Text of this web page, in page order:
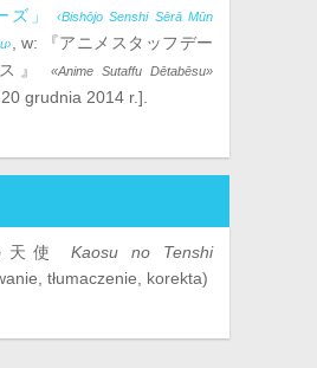
ズ」
‹Bishōjo Senshi Sērā Mūn
, w:
『アニメスタッフデー
』
«Anime Sutaffu Dētabēsu»
20 grudnia ‎2014 r.].
使
Kaosu no Tenshi
tłumaczenie, korekta)